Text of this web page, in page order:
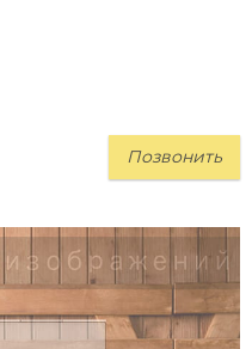
Позвонить